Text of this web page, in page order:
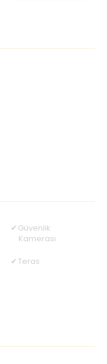
Güvenlik
Kamerası
Teras